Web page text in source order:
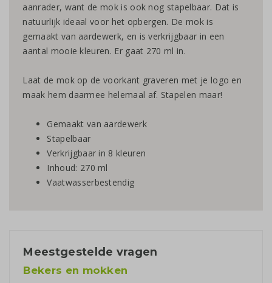
aanrader, want de mok is ook nog stapelbaar. Dat is
natuurlijk ideaal voor het opbergen. De mok is
gemaakt van aardewerk, en is verkrijgbaar in een
aantal mooie kleuren. Er gaat 270 ml in.
Laat de mok op de voorkant graveren met je logo en
maak hem daarmee helemaal af. Stapelen maar!
Gemaakt van aardewerk
Stapelbaar
Verkrijgbaar in 8 kleuren
Inhoud: 270 ml
Vaatwasserbestendig
Meestgestelde vragen
Bekers en mokken